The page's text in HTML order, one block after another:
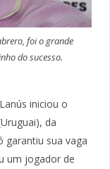
foi o grande
do sucesso.
iniciou o
da
garantiu sua vaga
um jogador de